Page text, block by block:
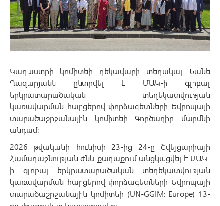
Կադաստրի կոմիտեի ղեկավարի տեղակալ Նանե
Ղազարյանն ընտրվել է ՄԱԿ-ի գլոբալ
երկրատարածական տեղեկատվության
կառավարման հարցերով փորձագետների Եվրոպայի
տարածաշրջանային կոմիտեի Գործադիր մարմնի
անդամ։
2026 թվականի հունիսի 23-ից 24-ը Շվեյցարիայի
Համադաշնության Ժնև քաղաքում անցկացվել է ՄԱԿ-
ի գլոբալ երկրատարածական տեղեկատվության
կառավարման հարցերով փորձագետների Եվրոպայի
տարածաշրջանային կոմիտեի (UN-GGIM: Europe) 13-